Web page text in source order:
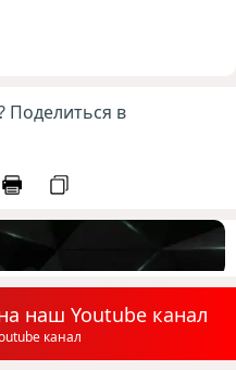
Поделиться в
наш Youtube канал
канал